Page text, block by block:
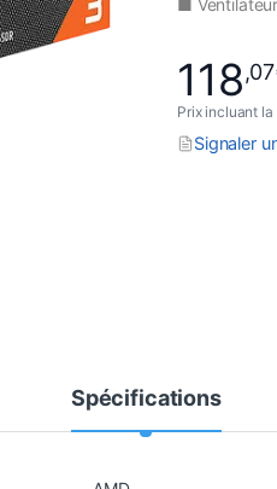
■
118,07
Prix incluant
Signaler
Spécifications